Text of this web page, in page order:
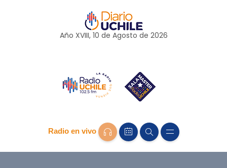
Año XVIII, 10 de Agosto de 2026
Radio en vivo